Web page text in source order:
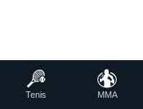
Tenis MMA